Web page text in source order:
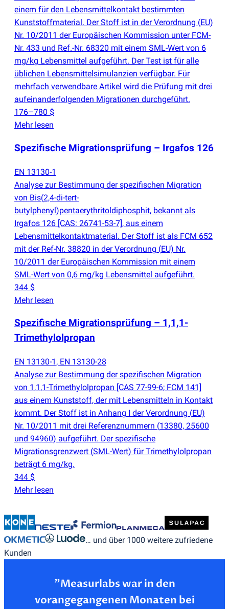
einem für den Lebensmittelkontakt bestimmten
Kunststoffmaterial. Der Stoff ist in der Verordnung (EU)
Nr. 10/2011 der Europäischen Kommission unter FCM-
Nr. 433 und Ref.-Nr. 68320 mit einem SML-Wert von 6
mg/kg Lebensmittel aufgeführt. Der Test ist für alle
üblichen Lebensmittelsimulanzien verfügbar. Für
mehrfach verwendbare Artikel wird die Prüfung mit drei
aufeinanderfolgenden Migrationen durchgeführt.
176–780 $
Mehr lesen
Spezifische Migrationsprüfung – Irgafos 126
EN 13130-1
Analyse zur Bestimmung der spezifischen Migration
von Bis(2,4-di-tert-
butylphenyl)pentaerythritoldiphosphit, bekannt als
Irgafos 126 [CAS: 26741-53-7], aus einem
Lebensmittelkontaktmaterial. Der Stoff ist als FCM 652
mit der Ref-Nr. 38820 in der Verordnung (EU) Nr.
10/2011 der Europäischen Kommission mit einem
SML-Wert von 0,6 mg/kg Lebensmittel aufgeführt.
344 $
Mehr lesen
Spezifische Migrationsprüfung – 1,1,1-
Trimethylolpropan
EN 13130-1, EN 13130-28
Analyse zur Bestimmung der spezifischen Migration
von 1,1,1-Trimethylolpropan [CAS 77-99-6; FCM 141]
aus einem Kunststoff, der mit Lebensmitteln in Kontakt
kommt. Der Stoff ist in Anhang I der Verordnung (EU)
Nr. 10/2011 mit drei Referenznummern (13380, 25600
und 94960) aufgeführt. Der spezifische
Migrationsgrenzwert (SML-Wert) für Trimethylolpropan
beträgt 6 mg/kg.
344 $
Mehr lesen
… und über 1000 weitere zufriedene
Kunden
”Measurlabs war in den
vorangegangenen Monaten bei